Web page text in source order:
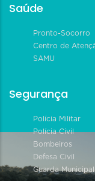
Saúde
Pronto-Socorro
Centro de
SAMU
Segurança
Polícia Militar
Polícia Civil
Bombeiros
Defesa Civil
Guarda Municipal